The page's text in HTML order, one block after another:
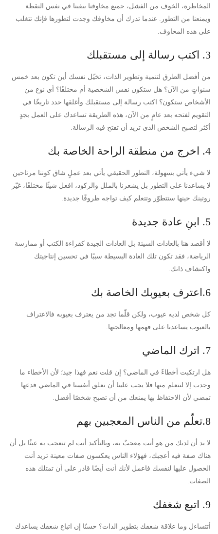
المخاطرة، الخوف من الفشل، جميع مخاوفنا يبقينا في نفس النقطة
ويمنعنا من التطور. عندما تدرك أن مخاوفك وجدت لتطورها فإنك تتغلب
على هذه المخاوف.
3. اكتب رسالة إلى مستقبلك
من أفضل الطرق لتنمية وتطوير الذات، تخيّل نفسك أين تكون بعد خمس
سنواتٍ من الآن؟ هل ستكون نفس الشخصية أم مختلفًا؟ أي نوع من
الأشخاص ستكون؟ اكتب رسالة إلى مستقبلك وأغلقها حدد تاريخًا في
التقويم لفتحه بعد عامٍ من الآن، هذه الطريقة تساعدك على العمل بجدٍ
أكثر لتصبح الشخص الذي تريد أن تفتح فيه الرسالة.
4. اخرج من منطقة الراحة الخاصة بك
لا شيء يأتي بسهولة، التطور الحقيقي يأتي بعد عملٍ شاق كوننا مرتاحين
لا يساعدنا على التطور بل يشعرنا بالملل والركود، افعل شيئًا مختلفًا، غيّر
روتينك حينها ستتطوّر وتتعلم كيف تواجه ظروفًا جديدة.
5. ابنِ عادة جديدة
لا أقصد هنا بالعادات السيئة بل العادات الجيدة كقراءة الكتب أو ممارسة
الرياضة، فقد تكون تلك العادة البسيطة سببًا في تحسين إنتاجيتك
واكتشاف ذاتك.
6.اعترف بعيوبك الخاصة بك
كل شخص لديه عيوب، ولكن قلّما تجد من يعترف بعيوبه فالاعتراف
بالعيوب يساعدنا على فهمها ومعالجتها.
7. اترك الماضي
هل ارتكبت أخطاءً في الماضي؟ إن قلت نعم فهذا جيد؛ لأن الأخطاء ما
وجدت إلا لنتعلم منها فلا يجب علينا أن نعلق أنفسنا في الماضي فدعها
تمضي لأن الاحتفاظ بها يمنعك من أن تصبح شخصًا أفضل.
8.تعلّم من الناس المعجبين بهم
لا بد أن لديك من هو أنت معجبٌ به، وبالتأكيد أنت لم تنعجب به عبثًا بل أن
هناك صفة فيه أعجبك، فهؤلاء الناس يعكسون صفات معينة تريد أنت
الحصول عليها لنفسك فاعمل لأنك أنت أيضًا قادر على أن تمتلك هذه
الصفات.
9. اتبع شغفك
أتتساءل وما علاقة شغفك بتطوير الذات؟ حسنًا إن اتباع شغفك يساعدك